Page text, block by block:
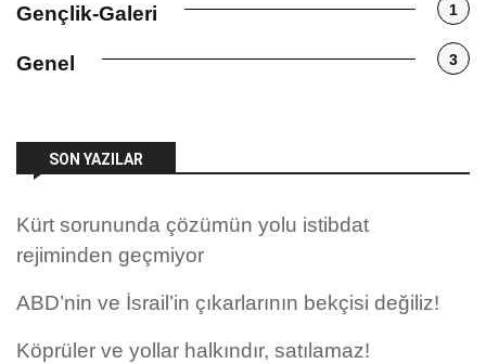
Gençlik-Galeri 1
Genel 3
SON YAZILAR
Kürt sorununda çözümün yolu istibdat
rejiminden geçmiyor
ABD’nin ve İsrail’in çıkarlarının bekçisi değiliz!
Köprüler ve yollar halkındır, satılamaz!